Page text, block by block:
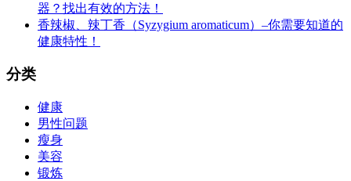
器？找出有效的方法！
香辣椒、辣丁香（Syzygium aromaticum）–你需要知道的
健康特性！
分类
健康
男性问题
瘦身
美容
锻炼